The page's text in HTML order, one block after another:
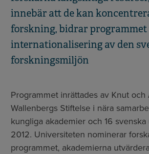
innebär att de kan
forskning, bidrar
internationalisering av den
forskningsmiljön
Programmet inrättades av Knut och
Wallenbergs Stiftelse i nära
kungliga akademier och 16
2012. Universiteten nominerar
programmet, akademierna